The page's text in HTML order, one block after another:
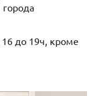
до 19ч, кроме